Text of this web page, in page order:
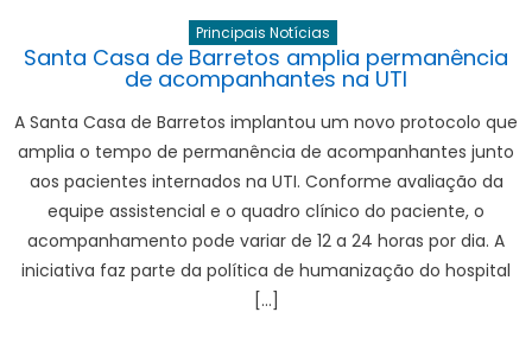
Principais Notícias
Santa Casa de Barretos amplia permanência
de acompanhantes na UTI
A Santa Casa de Barretos implantou um novo protocolo que
amplia o tempo de permanência de acompanhantes junto
aos pacientes internados na UTI. Conforme avaliação da
equipe assistencial e o quadro clínico do paciente, o
acompanhamento pode variar de 12 a 24 horas por dia. A
iniciativa faz parte da política de humanização do hospital
[…]